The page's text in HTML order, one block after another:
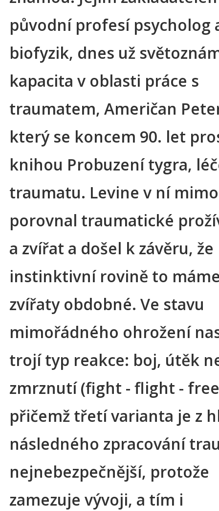
původní profesí psycholog
biofyzik, dnes už
kapacita v oblasti práce s
traumatem, Američan
který se koncem 90. let
knihou Probuzení tygra,
traumatu. Levine v ní
porovnal traumatické
a zvířat a došel k závěru, že
instinktivní rovině to
zvířaty obdobné. Ve stavu
mimořádného ohrožení
trojí typ reakce: boj, útěk
zmrznutí (fight - flight -
přičemž třetí varianta je z
následného zpracování
nejnebezpečnější, protože
zamezuje vývoji, a tím i